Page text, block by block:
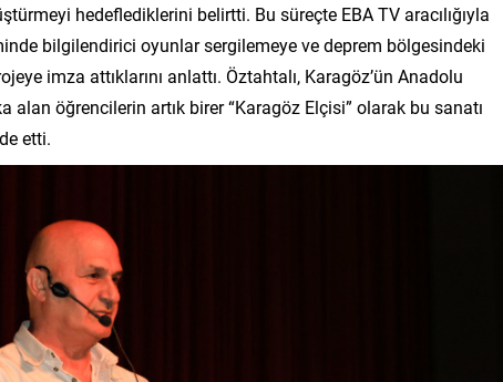
hedeflediklerini belirtti. Bu süreçte EBA TV aracılığıyla
bilgilendirici oyunlar sergilemeye ve deprem bölgesindeki
imza attıklarını anlattı. Öztahtalı, Karagöz’ün Anadolu
alan öğrencilerin artık birer “Karagöz Elçisi” olarak bu sanatı
etti.